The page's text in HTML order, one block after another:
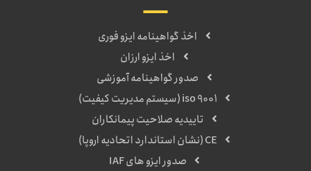
اخذ گواهینامه ایزو فوری
اخذ ایزو ارزان
صدور گواهینامه آموزشی
iso 9001 (سیستم مدیریت کیفیت)
تاییدیه صلاحیت پیمانکاران
CE (نشان استاندارد اتحادیه اروپا)
صدور ایزو های IAF